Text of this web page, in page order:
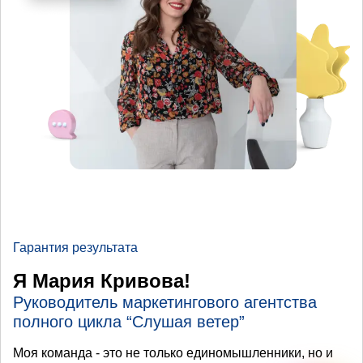
Гарантия результата
Я Мария Кривова!
Руководитель маркетингового агентства
полного цикла “Слушая ветер”
Моя команда - это не только единомышленники, но и